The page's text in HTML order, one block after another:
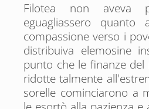
Filotea non aveva
eguagliassero
compassione verso i
distribuiva elemosine
punto che le finanze
ridotte talmente
sorelle cominciarono a